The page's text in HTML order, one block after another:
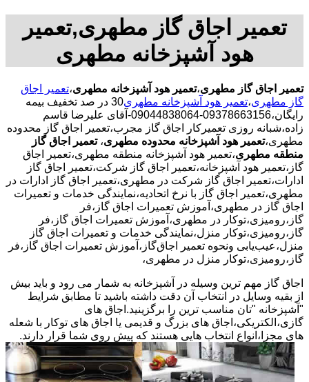
تعمیر اجاق گاز مطهری,تعمیر
هود آشپزخانه مطهری
تعمیر اجاق گاز مطهری،تعمیر هود آشپزخانه مطهری،تعمیر اجاق
گاز مطهری،تعمیر هود آشپزخانه مطهری
30 در صد تخفیف بیمه
رایگان،09378663156-09044838064-آقای علیرضا قاسم
زاده،شبانه روزی تعمیرکار اجاق گاز مجرب،تعمیر اجاق گاز محدوده
مطهری،تعمیر هود آشپزخانه محدوده مطهری، تعمیر اجاق گاز
منطقه مطهری،تعمیر هود آشپزخانه منطقه مطهری،تعمیر اجاق
گاز،تعمیر هود آشپزخانه،تعمیر اجاق گاز شرکت،تعمیر اجاق گاز
ادارات،تعمیر اجاق گاز شرکت در مطهری،تعمیر اجاق گاز ادارات در
مطهری،تعمیر اجاق گاز با نرخ اتحادیه،نمایندگی خدمات و تعمیرات
اجاق گاز در مطهری،آموزش تعمیرات اجاق گاز،فر
گاز،رومیزی،توکار در مطهری،آموزش تعمیرات اجاق گاز،فر
گاز،رومیزی،توکار منزل،نمایندگی خدمات و تعمیرات اجاق گاز
منزل،عیب‌یابی ونحوه تعمیر اجاق‌گاز،آموزش تعمیرات اجاق گاز،فر
گاز،رومیزی،توکار منزل در مطهری،
اجاق گاز مهم ترین وسیله در آشپزخانه به شمار می رود و باید بیش
از بقیه وسایل در انتخاب آن دقت داشته باشید تا مطابق شرایط
"آشپزخانه "تان مناسب ترین را برگزینید.اجاق های
گازی،الکتریکی،اجاق های بزرگ و قدیمی یا اجاق های توکار با شعله
های مجزا،انواع انتخاب هایی هستند که پیش روی شما قرار دارند.